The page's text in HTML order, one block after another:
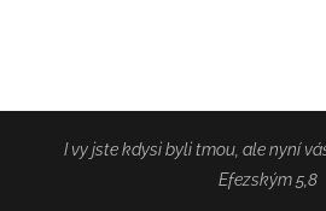
I vy jste kdysi byli tmou, ale nyní
Efezským 5,8